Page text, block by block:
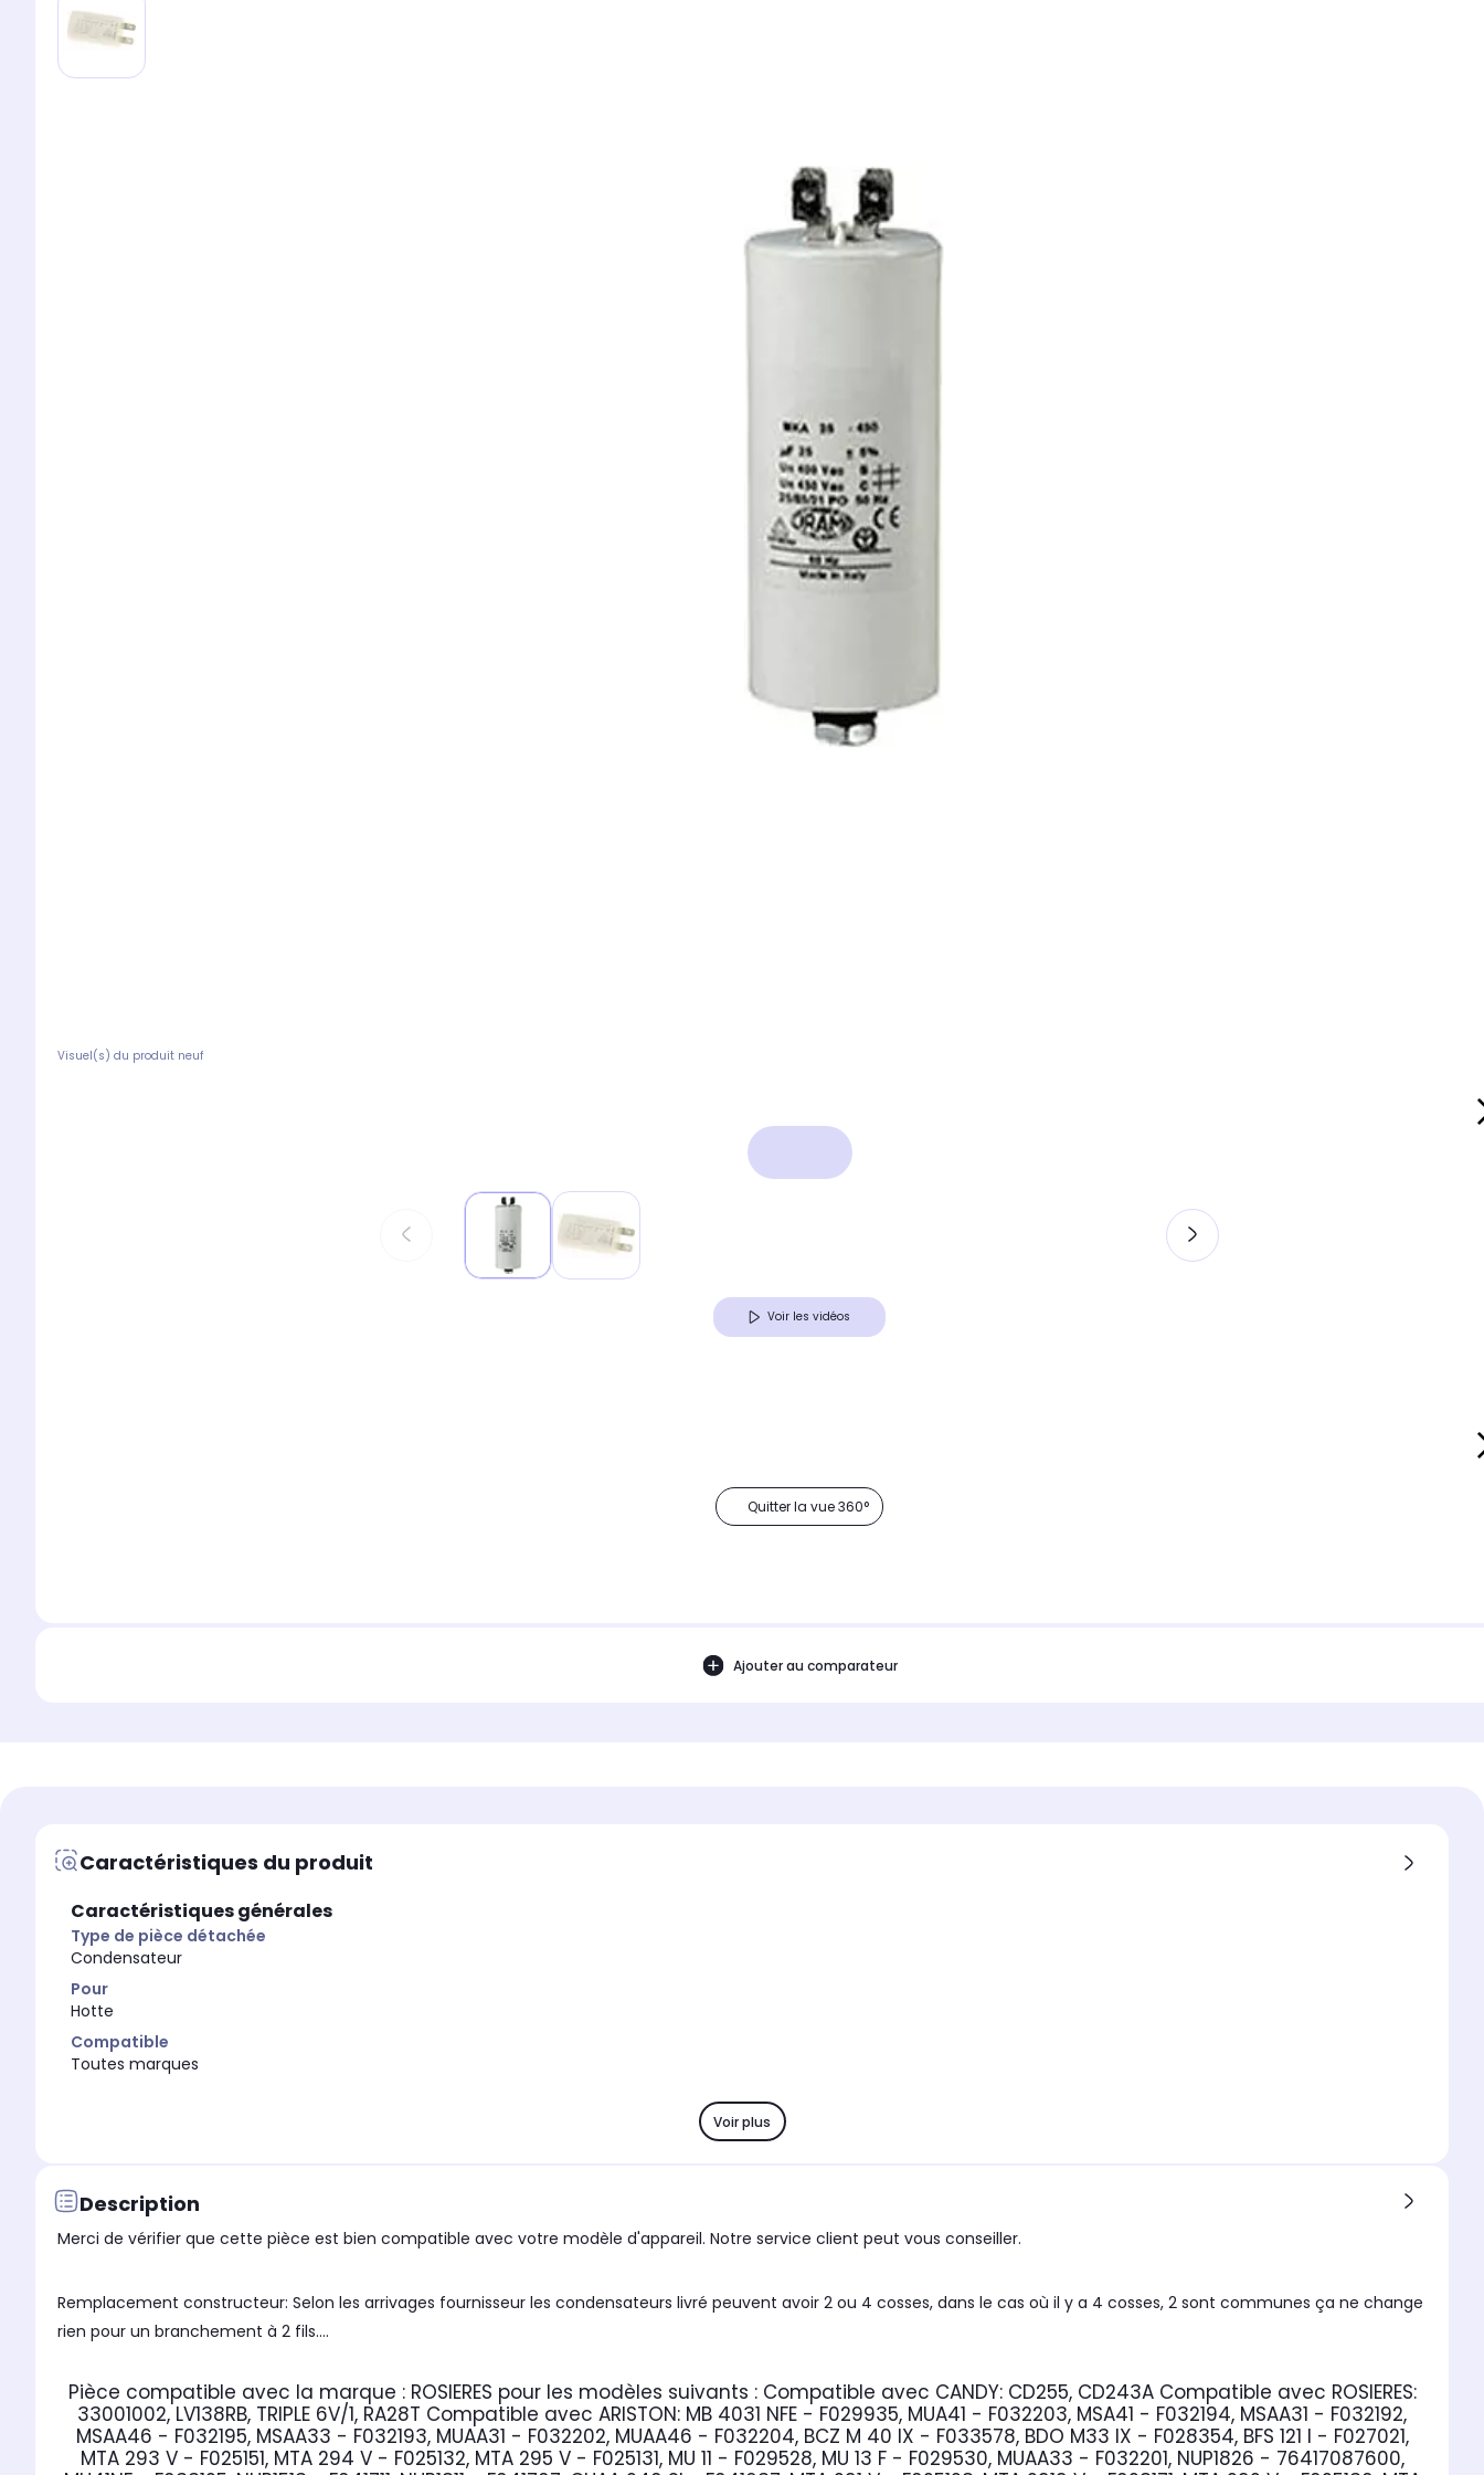
Visuel(s) du produit neuf
Voir les vidéos
Quitter la vue 360°
Ajouter au comparateur
Caractéristiques du produit
Caractéristiques générales
Type de pièce détachée
Condensateur
Pour
Hotte
Compatible
Toutes marques
Voir plus
Description
Merci de vérifier que cette pièce est bien compatible avec votre modèle d'appareil. Notre service client peut vous conseiller.
Remplacement constructeur: Selon les arrivages fournisseur les condensateurs livré peuvent avoir 2 ou 4 cosses, dans le cas où il y a 4 cosses, 2 sont communes ça ne change
rien pour un branchement à 2 fils....
Pièce compatible avec la marque : ROSIERES pour les modèles suivants : Compatible avec CANDY: CD255, CD243A Compatible avec ROSIERES:
33001002, LV138RB, TRIPLE 6V/1, RA28T Compatible avec ARISTON: MB 4031 NFE - F029935, MUA41 - F032203, MSA41 - F032194, MSAA31 - F032192,
MSAA46 - F032195, MSAA33 - F032193, MUAA31 - F032202, MUAA46 - F032204, BCZ M 40 IX - F033578, BDO M33 IX - F028354, BFS 121 I - F027021,
MTA 293 V - F025151, MTA 294 V - F025132, MTA 295 V - F025131, MU 11 - F029528, MU 13 F - F029530, MUAA33 - F032201, NUP1826 - 76417087600,